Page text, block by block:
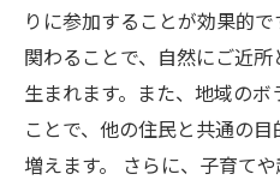
りに参加することが効果的
関わることで、自然にご近
生まれます。また、地域の
ことで、他の住民と共通の
増えます。 さらに、子育て